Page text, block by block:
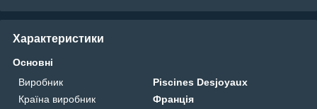
Характеристики
Основні
Виробник
Piscines Desjoyaux
Країна виробник
Франція